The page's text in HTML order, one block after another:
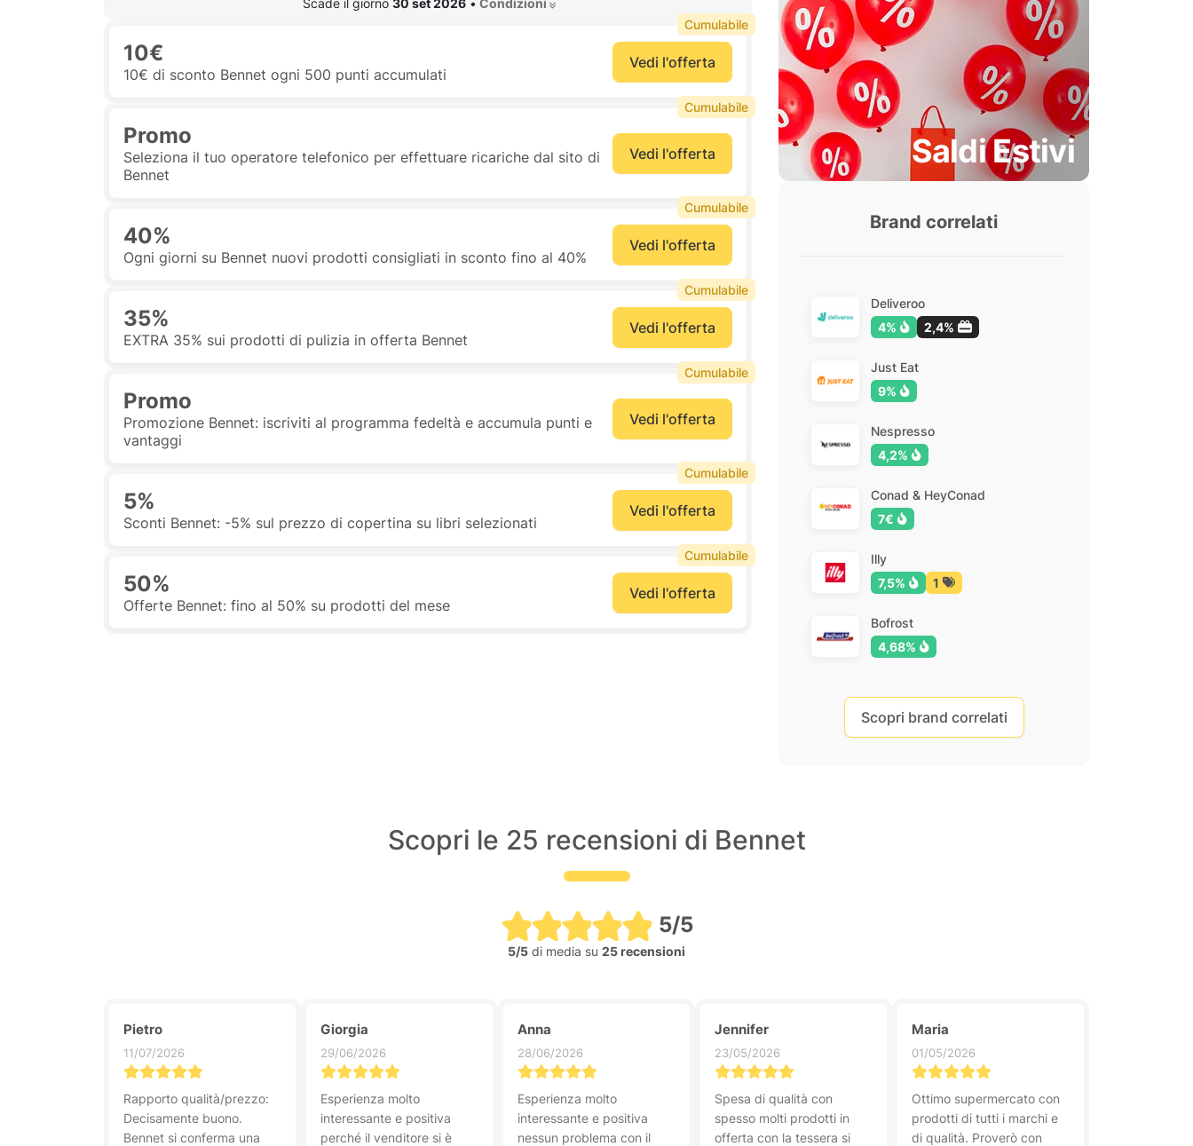
Scade il giorno 30 set 2026 • Condizioni
10€
10€ di sconto Bennet ogni 500 punti accumulati
Vedi l'offerta
Cumulabile
Promo
Seleziona il tuo operatore telefonico per effettuare ricariche dal sito di
Bennet
Vedi l'offerta
Cumulabile
40%
Ogni giorni su Bennet nuovi prodotti consigliati in sconto fino al 40%
Vedi l'offerta
Cumulabile
35%
EXTRA 35% sui prodotti di pulizia in offerta Bennet
Vedi l'offerta
Cumulabile
Promo
Promozione Bennet: iscriviti al programma fedeltà e accumula punti e
vantaggi
Vedi l'offerta
Cumulabile
5%
Sconti Bennet: -5% sul prezzo di copertina su libri selezionati
Vedi l'offerta
Cumulabile
50%
Offerte Bennet: fino al 50% su prodotti del mese
Vedi l'offerta
Cumulabile
Saldi Estivi
Brand correlati
Deliveroo
4%
2,4%
Just Eat
9%
Nespresso
4,2%
Conad & HeyConad
7€
Illy
7,5%
1
Bofrost
4,68%
Scopri brand correlati
Scopri le 25 recensioni di Bennet
5/5
5/5 di media su 25 recensioni
Pietro
11/07/2026
Rapporto qualità/prezzo:
Decisamente buono.
Bennet si conferma una
Giorgia
29/06/2026
Esperienza molto
interessante e positiva
perché il venditore si è
Anna
28/06/2026
Esperienza molto
interessante e positiva
nessun problema con il
Jennifer
23/05/2026
Spesa di qualità con
spesso molti prodotti in
offerta con la tessera si
Maria
01/05/2026
Ottimo supermercato con
prodotti di tutti i marchi e
di qualità. Proverò con